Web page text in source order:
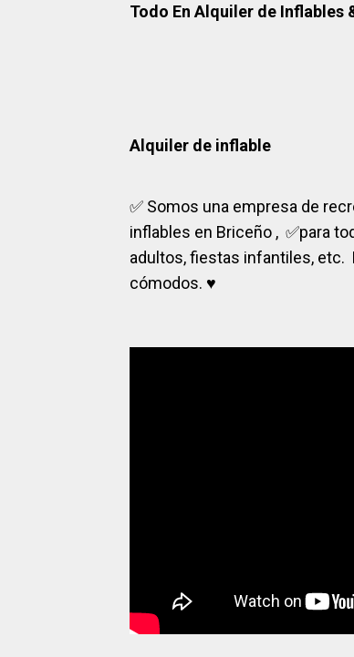
Todo En Alquiler de
Alquiler de inflable
✅ Somos una empresa de
inflables en Briceño , ✅para
adultos, fiestas infantiles,
cómodos. ♥